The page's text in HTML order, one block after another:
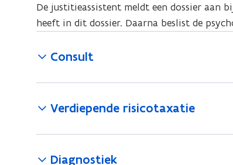
De justitieassistent meldt een dossier aan
heeft in dit dossier. Daarna beslist de
Consult
Verdiepende risicotaxatie
Diagnostiek